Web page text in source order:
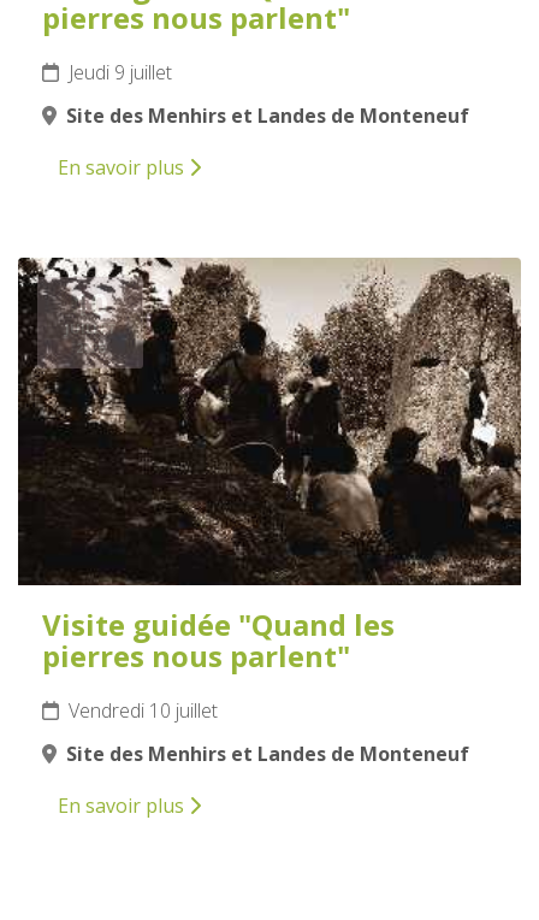
pierres nous parlent"
Jeudi 9 juillet
Site des Menhirs et Landes de Monteneuf
En savoir plus
10
JUILLET
2026
Visite guidée "Quand les
pierres nous parlent"
Vendredi 10 juillet
Site des Menhirs et Landes de Monteneuf
En savoir plus